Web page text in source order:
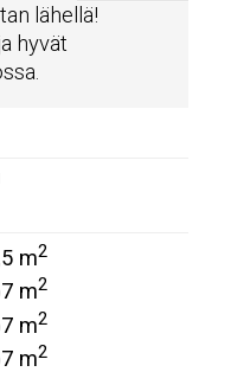
lähellä!
hyvät
m2
m2
m2
m2